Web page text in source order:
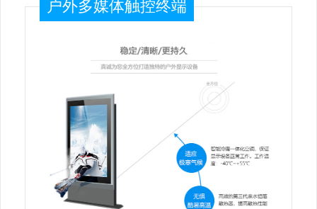
户外多媒体触控终端